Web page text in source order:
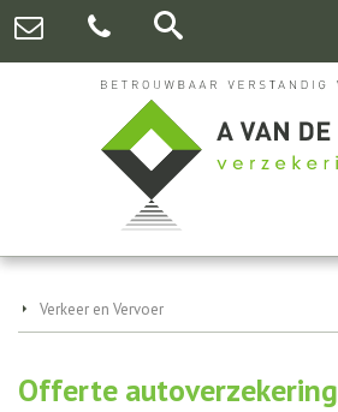
Verkeer en Vervoer
Offerte autoverzekering